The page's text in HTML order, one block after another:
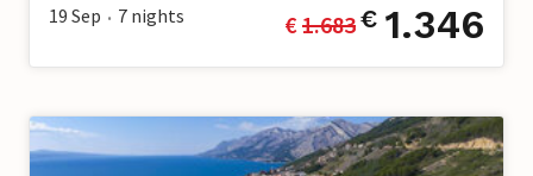
19 Sep • 7 nights € 1.683€ 1.346